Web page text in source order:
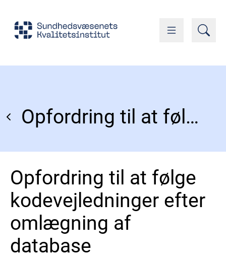
Opfordring til at følge kodevejledninger efter omlægning af database
Opfordring til at følge
kodevejledninger efter
omlægning af
database